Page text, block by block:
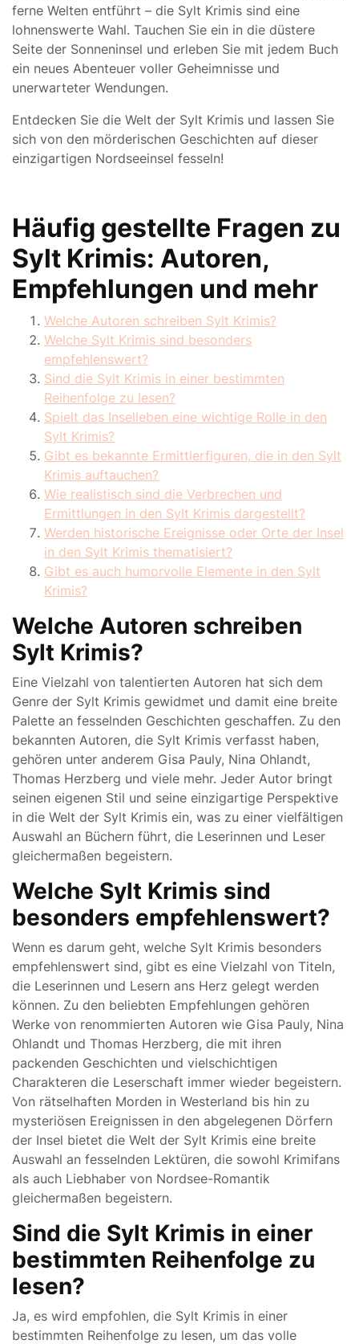
ferne Welten entführt – die Sylt Krimis sind eine
lohnenswerte Wahl. Tauchen Sie ein in die düstere
Seite der Sonneninsel und erleben Sie mit jedem Buch
ein neues Abenteuer voller Geheimnisse und
unerwarteter Wendungen.
Entdecken Sie die Welt der Sylt Krimis und lassen Sie
sich von den mörderischen Geschichten auf dieser
einzigartigen Nordseeinsel fesseln!
Häufig gestellte Fragen zu
Sylt Krimis: Autoren,
Empfehlungen und mehr
Welche Autoren schreiben Sylt Krimis?
Welche Sylt Krimis sind besonders
empfehlenswert?
Sind die Sylt Krimis in einer bestimmten
Reihenfolge zu lesen?
Spielt das Inselleben eine wichtige Rolle in den
Sylt Krimis?
Gibt es bekannte Ermittlerfiguren, die in den Sylt
Krimis auftauchen?
Wie realistisch sind die Verbrechen und
Ermittlungen in den Sylt Krimis dargestellt?
Werden historische Ereignisse oder Orte der Insel
in den Sylt Krimis thematisiert?
Gibt es auch humorvolle Elemente in den Sylt
Krimis?
Welche Autoren schreiben
Sylt Krimis?
Eine Vielzahl von talentierten Autoren hat sich dem
Genre der Sylt Krimis gewidmet und damit eine breite
Palette an fesselnden Geschichten geschaffen. Zu den
bekannten Autoren, die Sylt Krimis verfasst haben,
gehören unter anderem Gisa Pauly, Nina Ohlandt,
Thomas Herzberg und viele mehr. Jeder Autor bringt
seinen eigenen Stil und seine einzigartige Perspektive
in die Welt der Sylt Krimis ein, was zu einer vielfältigen
Auswahl an Büchern führt, die Leserinnen und Leser
gleichermaßen begeistern.
Welche Sylt Krimis sind
besonders empfehlenswert?
Wenn es darum geht, welche Sylt Krimis besonders
empfehlenswert sind, gibt es eine Vielzahl von Titeln,
die Leserinnen und Lesern ans Herz gelegt werden
können. Zu den beliebten Empfehlungen gehören
Werke von renommierten Autoren wie Gisa Pauly, Nina
Ohlandt und Thomas Herzberg, die mit ihren
packenden Geschichten und vielschichtigen
Charakteren die Leserschaft immer wieder begeistern.
Von rätselhaften Morden in Westerland bis hin zu
mysteriösen Ereignissen in den abgelegenen Dörfern
der Insel bietet die Welt der Sylt Krimis eine breite
Auswahl an fesselnden Lektüren, die sowohl Krimifans
als auch Liebhaber von Nordsee-Romantik
gleichermaßen begeistern.
Sind die Sylt Krimis in einer
bestimmten Reihenfolge zu
lesen?
Ja, es wird empfohlen, die Sylt Krimis in einer
bestimmten Reihenfolge zu lesen, um das volle